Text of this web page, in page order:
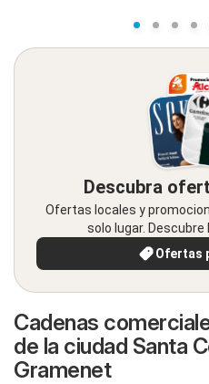
Descubra
Ofertas locales y
solo lugar. Descubre
Ofertas
Cadenas
de la ciudad Santa
Gramenet